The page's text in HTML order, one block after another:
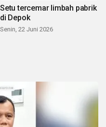
Setu tercemar limbah pabrik
di Depok
Senin, 22 Juni 2026